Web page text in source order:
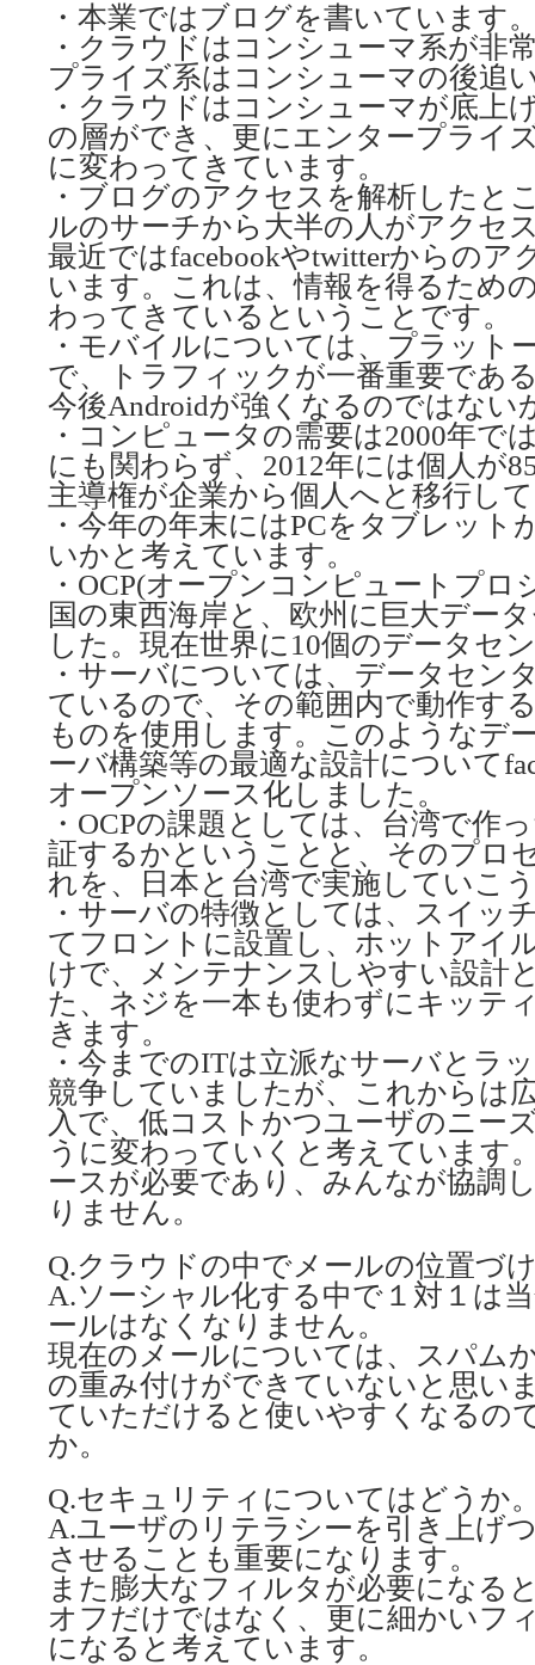
・本業ではブログを書いています
・クラウドはコンシューマ系が非
プライズ系はコンシューマの後追
・クラウドはコンシューマが底上
の層ができ、更にエンタープライ
に変わってきています。
・ブログのアクセスを解析したと
ルのサーチから大半の人がアクセ
最近ではfacebookやtwitterからのア
います。これは、情報を得るため
わってきているということです。
・モバイルについては、プラット
で、トラフィックが一番重要であ
今後Androidが強くなるのではない
・コンピュータの需要は2000年で
にも関わらず、2012年には個人が
主導権が企業から個人へと移行し
・今年の年末にはPCをタブレット
いかと考えています。
・OCP(オープンコンピュートプロ
国の東西海岸と、欧州に巨大デー
した。現在世界に10個のデータセ
・サーバについては、データセン
ているので、その範囲内で動作す
ものを使用します。このようなデ
ーバ構築等の最適な設計について
オープンソース化しました。
・OCPの課題としては、台湾で作
証するかということと、そのプロ
れを、日本と台湾で実施していこ
・サーバの特徴としては、スイッ
てフロントに設置し、ホットアイ
けで、メンテナンスしやすい設計
た、ネジを一本も使わずにキッテ
きます。
・今までのITは立派なサーバとラ
競争していましたが、これからは
入で、低コストかつユーザのニー
うに変わっていくと考えています
ースが必要であり、みんなが協調
りません。
Q.クラウドの中でメールの位置づ
A.ソーシャル化する中で１対１は
ールはなくなりません。
現在のメールについては、スパム
の重み付けができていないと思い
ていただけると使いやすくなるの
か。
Q.セキュリティについてはどうか
A.ユーザのリテラシーを引き上げ
させることも重要になります。
また膨大なフィルタが必要になる
オフだけではなく、更に細かいフ
になると考えています。